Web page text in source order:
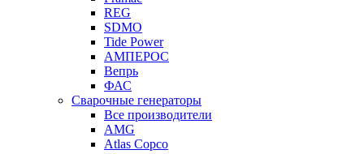
REG
SDMO
Tide Power
АМПЕРОС
Вепрь
ФАС
Сварочные генераторы
Все производители
AMG
Atlas Copco